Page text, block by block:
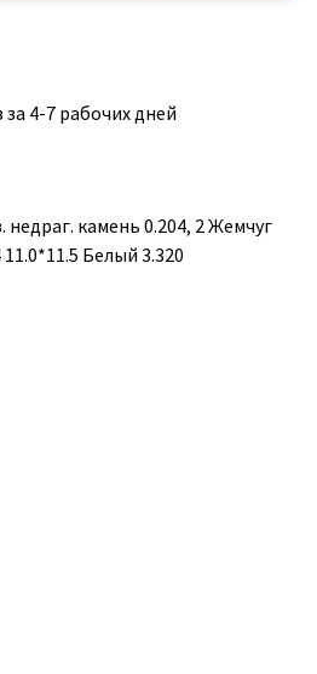
4-7 рабочих дней
недраг. камень 0.204, 2 Жемчуг
Белый 3.320